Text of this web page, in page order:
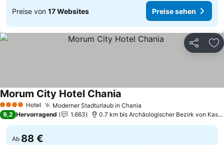
Preise von 17 Websites Preise sehen
Teilen
4 Sterne Hotel Moderner Stadturlaub in Chania
Morum City Hotel Chania
9,2 Hervorragend 1.663 0.7 km bis Archäologischer Bezirk von
Ab 88 €